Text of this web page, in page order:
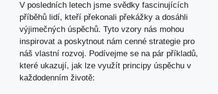
V posledních letech jsme⁤ svědky fascinujících
příběhů lidí, kteří překonali překážky ‍a dosáhli
výjimečných úspěchů. Tyto vzory nás​ mohou
inspirovat ⁤a poskytnout‍ nám cenné strategie⁢ pro
náš vlastní rozvoj. Podívejme se na pár příkladů,
které ukazují, jak lze využít principy ‍úspěchu v
každodenním životě: